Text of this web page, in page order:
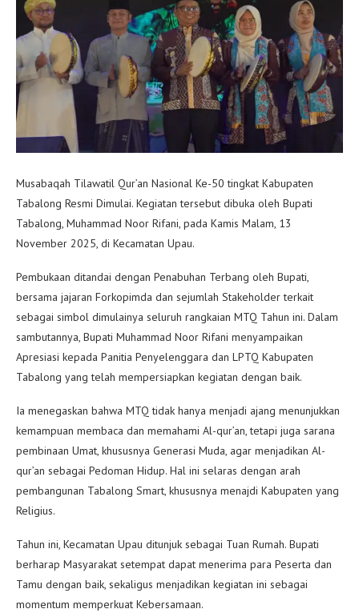
Musabaqah Tilawatil Qur’an Nasional Ke-50 tingkat Kabupaten
Tabalong Resmi Dimulai. Kegiatan tersebut dibuka oleh Bupati
Tabalong, Muhammad Noor Rifani, pada Kamis Malam, 13
November 2025, di Kecamatan Upau.
Pembukaan ditandai dengan Penabuhan Terbang oleh Bupati,
bersama jajaran Forkopimda dan sejumlah Stakeholder terkait
sebagai simbol dimulainya seluruh rangkaian MTQ Tahun ini. Dalam
sambutannya, Bupati Muhammad Noor Rifani menyampaikan
Apresiasi kepada Panitia Penyelenggara dan LPTQ Kabupaten
Tabalong yang telah mempersiapkan kegiatan dengan baik.
Ia menegaskan bahwa MTQ tidak hanya menjadi ajang menunjukkan
kemampuan membaca dan memahami Al-qur’an, tetapi juga sarana
pembinaan Umat, khususnya Generasi Muda, agar menjadikan Al-
qur’an sebagai Pedoman Hidup. Hal ini selaras dengan arah
pembangunan Tabalong Smart, khususnya menajdi Kabupaten yang
Religius.
Tahun ini, Kecamatan Upau ditunjuk sebagai Tuan Rumah. Bupati
berharap Masyarakat setempat dapat menerima para Peserta dan
Tamu dengan baik, sekaligus menjadikan kegiatan ini sebagai
momentum memperkuat Kebersamaan.